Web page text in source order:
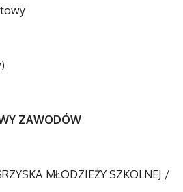
ZAWODÓW
MŁODZIEŻY SZKOLNEJ /